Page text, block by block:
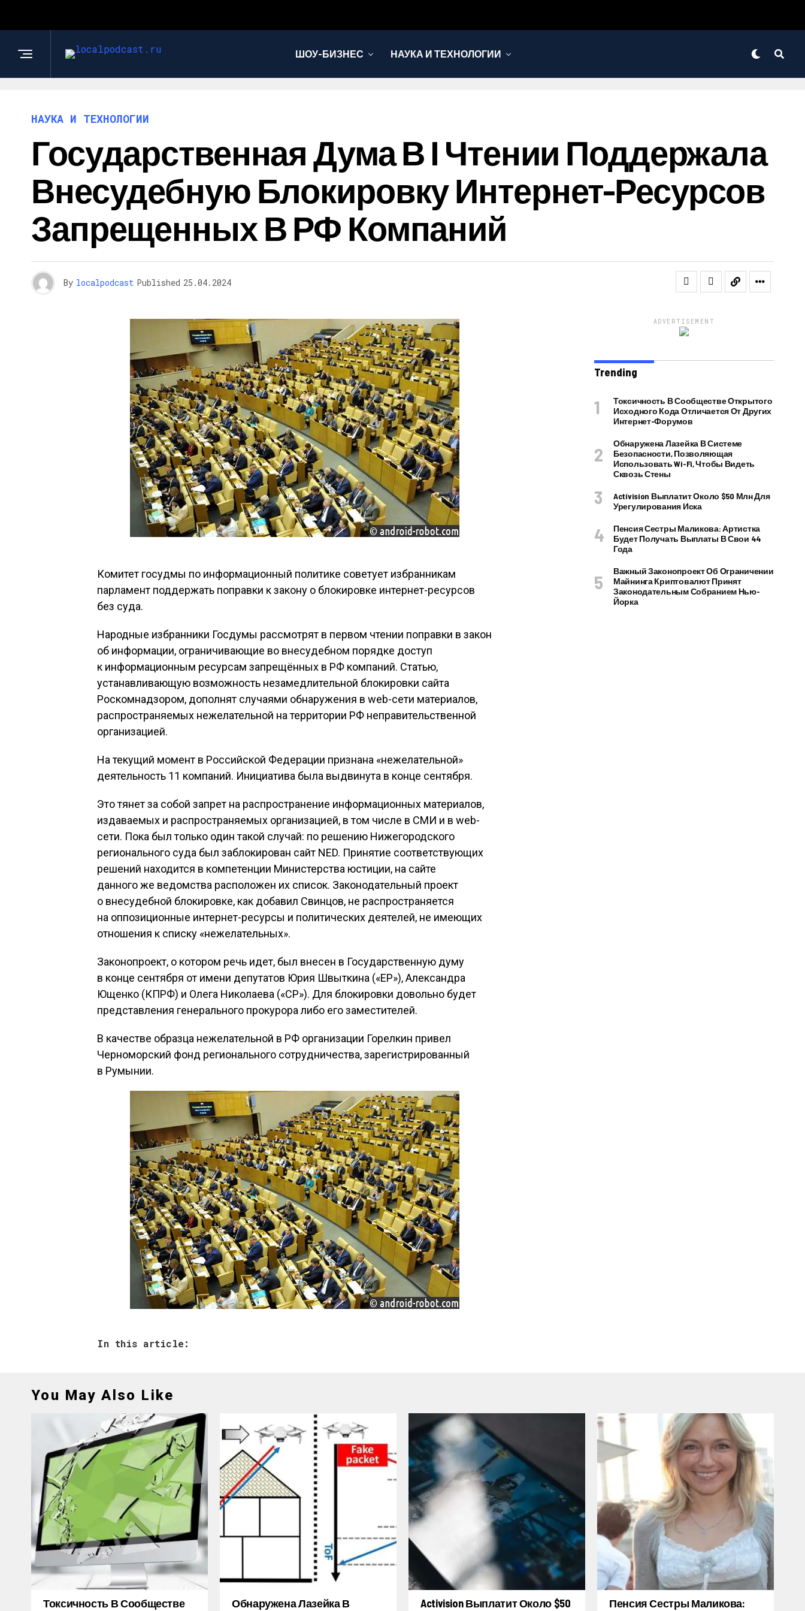
ШОУ-БИЗНЕС НАУКА И ТЕХНОЛОГИИ
НАУКА И ТЕХНОЛОГИИ
Государственная Дума В I Чтении Поддержала
Внесудебную Блокировку Интернет-Ресурсов
Запрещенных В РФ Компаний
By localpodcast Published 25.04.2024
Комитет госудмы по информационный политике советует избранникам
парламент поддержать поправки к закону о блокировке интернет-ресурсов
без суда.
Народные избранники Госдумы рассмотрят в первом чтении поправки в закон
об информации, ограничивающие во внесудебном порядке доступ
к информационным ресурсам запрещённых в РФ компаний. Статью,
устанавливающую возможность незамедлительной блокировки сайта
Роскомнадзором, дополнят случаями обнаружения в web-сети материалов,
распространяемых нежелательной на территории РФ неправительственной
организацией.
На текущий момент в Российской Федерации признана «нежелательной»
деятельность 11 компаний. Инициатива была выдвинута в конце сентября.
Это тянет за собой запрет на распространение информационных материалов,
издаваемых и распространяемых организацией, в том числе в СМИ и в web-
сети. Пока был только один такой случай: по решению Нижегородского
регионального суда был заблокирован сайт NED. Принятие соответствующих
решений находится в компетенции Министерства юстиции, на сайте
данного же ведомства расположен их список. Законодательный проект
о внесудебной блокировке, как добавил Свинцов, не распространяется
на оппозиционные интернет-ресурсы и политических деятелей, не имеющих
отношения к списку «нежелательных».
Законопроект, о котором речь идет, был внесен в Государственную думу
в конце сентября от имени депутатов Юрия Швыткина («ЕР»), Александра
Ющенко (КПРФ) и Олега Николаева («СР»). Для блокировки довольно будет
представления генерального прокурора либо его заместителей.
В качестве образца нежелательной в РФ организации Горелкин привел
Черноморский фонд регионального сотрудничества, зарегистрированный
в Румынии.
In this article:
ADVERTISEMENT
Trending
Токсичность В Сообществе Открытого
Исходного Кода Отличается От Других
Интернет-Форумов
Обнаружена Лазейка В Системе
Безопасности, Позволяющая
Использовать Wi-Fi, Чтобы Видеть
Сквозь Стены
Activision Выплатит Около $50 Млн Для
Урегулирования Иска
Пенсия Сестры Маликова: Артистка
Будет Получать Выплаты В Свои 44
Года
Важный Законопроект Об Ограничении
Майнинга Криптовалют Принят
Законодательным Собранием Нью-
Йорка
You May Also Like
Токсичность В Сообществе
Обнаружена Лазейка В
Activision Выплатит Около $50
Пенсия Сестры Маликова: